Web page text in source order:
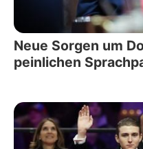
Neue Sorgen um
peinlichen